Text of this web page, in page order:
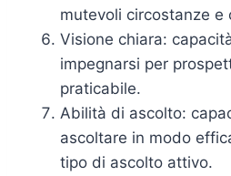
mutevoli circostanze e
Visione chiara:
impegnarsi per
praticabile.
Abilità di ascolto:
ascoltare in modo
tipo di ascolto attivo.